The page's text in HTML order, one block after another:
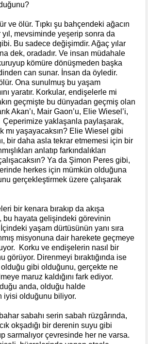
ve ölür. Tıpkı şu bahçendeki ağacın
yıl, mevsiminde yeşerip sonra da
Bu sadece değişimdir. Ağaç yılar
dek, oradadır. Ve insan müdahale
kömüre dönüşmeden başka
can sunar. İnsan da öyledir.
Ona sunulmuş bu yaşam
yaratır. Korkular, endişelerle mi
geçmişte bu dünyadan geçmiş olan
Akan’ı, Mair Gaon’u, Elie Wiesel’i,
yaklaşanla paylaşarak,
mı yaşayacaksın? Elie Wiesel gibi
bir daha asla tekrar etmemesi için bir
anlatıp farkındalıkları
Ya da Şimon Peres gibi,
herkes için mümkün olduğuna
gerçekleştirmek üzere çalışarak
bir kenara bırakıp da akışa
bu hayata gelişindeki görevinin
yaşam dürtüsünün yanı sıra
misyonuna dair harekete geçmeye
Korku ve endişelerin nasıl bir
görüyor. Direnmeyi bıraktığında ise
olduğu gibi olduğunu, gerçekte ne
maruz kaldığını fark ediyor.
anda, olduğu halde
iyisi olduğunu biliyor.
sabahı serin sabah rüzgârında,
okşadığı bir derenin suyu gibi
sarmalıyor çevresinde her ne varsa.